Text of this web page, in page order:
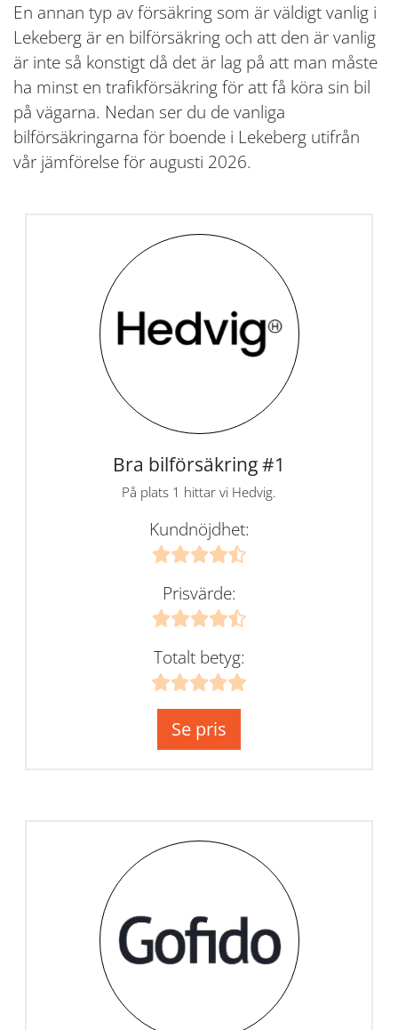
En annan typ av försäkring som är väldigt vanlig i
Lekeberg är en bilförsäkring och att den är vanlig
är inte så konstigt då det är lag på att man måste
ha minst en trafikförsäkring för att få köra sin bil
på vägarna. Nedan ser du de vanliga
bilförsäkringarna för boende i Lekeberg utifrån
vår jämförelse för augusti 2026.
Bra bilförsäkring #1
På plats 1 hittar vi Hedvig.
Kundnöjdhet:
Prisvärde:
Totalt betyg:
Se pris